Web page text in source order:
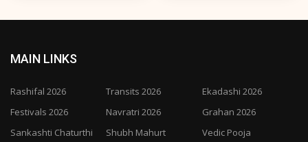
MAIN LINKS
Rashifal 2026 Transits 2026
Ekadashi 2026
Festivals 2026
Navratri 2026
Grahan 2026
Sankashti Chaturthi
Shubh Mahurt
Vedic Pooja